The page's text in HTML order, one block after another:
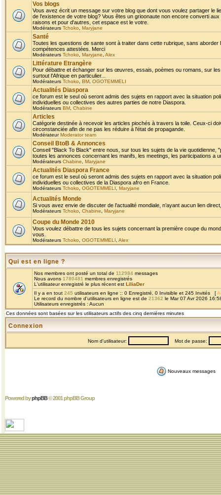
Vos blogs
Vous avez écrit un message sur votre blog que dont vous voulez partager le
de l'existence de votre blog? Vous êtes un grioonaute non encore converti
raisons et pour d'autres, cet espace est le votre.
Modérateurs Tchoko Maryjane
Santé
Toutes les questions de sante sont à traiter dans cette rubrique, sans
compétences attestées. Merci
Modérateurs Tchoko Maryjane Alex
Littérature Etrangère
Pour débattre et échanger sur les œuvres, essais, poèmes ou romans, sur
surtout l'Afrique en particulier...
Modérateurs Tchoko BM OGOTEMMELI
Actualités Diaspora
ce forum est le seul où seront admis des sujets en rapport avec la situation
individuelles ou collectives des autres parties de notre Diaspora.
Modérateurs BM Chabine
Articles
Catégorie destinée à recevoir les articles piochés à travers la toile. Ceux-ci
circonstanciée afin de ne pas les réduire à l'état de propagande.
ModérateurModerator team
Conseil BtoB & Annonces
Conseil "Black To Black" entre nous, sur tous les sujets de la vie
toutes les annonces concernant les manifs, les meetings, les participations a
Modérateurs Chabine Maryjane
Actualités Diaspora France
ce forum est le seul où seront admis des sujets en rapport avec la situation
individuelles ou collectives de la Diaspora afro en France.
Modérateurs Tchoko OGOTEMMELI Maryjane
Actualités Monde
Si vous avez envie de discuter de l’actualité mondiale, n’ayant aucun lien
Modérateurs Tchoko Chabine Maryjane
Coupe du Monde 2010
Vous voulez débattre de tous les sujets concernant la première coupe du
vous.
Modérateurs Tchoko OGOTEMMELI Alex
Qui est en ligne ?
Nos membres ont posté un total de 112984 messages
Nous avons 1780481 membres enregistrés
L'utilisateur enregistré le plus récent est LiliaDer
Il y a en tout 245 utilisateurs en ligne :: 0 Enregistré, 0 Invisible et 245 Invités [
Le record du nombre d'utilisateurs en ligne est de 21362 le Mar 07 Avr 2026
Utilisateurs enregistrés : Aucun
Ces données sont basées sur les utilisateurs actifs des cinq dernières minutes
Connexion
Nom d'utilisateur: Mot de passe:
Nouveaux messages
Powered byphpBB© 2001 phpBB Group